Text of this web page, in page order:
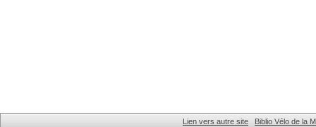
Lien vers autre site Biblio Vélo de la